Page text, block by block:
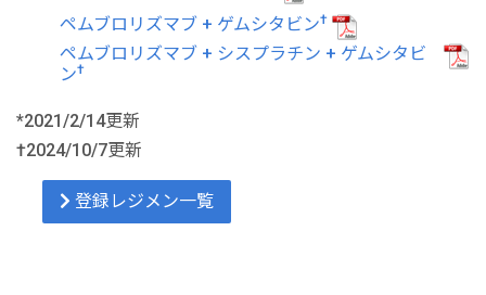
ペムブロリズマブ + ゲムシタビン†
ペムブロリズマブ + シスプラチン + ゲムシタビ
ン†
*2021/2/14更新
†2024/10/7更新
登録レジメン一覧